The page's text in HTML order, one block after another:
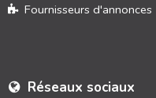
Réseaux sociaux
Fournisseurs d'annonces